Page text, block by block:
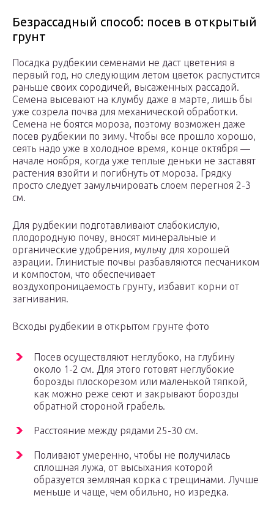
Безрассадный способ: посев в открытый
грунт
Посадка рудбекии семенами не даст цветения в
первый год, но следующим летом цветок распустится
раньше своих сородичей, высаженных рассадой.
Семена высевают на клумбу даже в марте, лишь бы
уже созрела почва для механической обработки.
Семена не боятся мороза, поэтому возможен даже
посев рудбекии по зиму. Чтобы все прошло хорошо,
сеять надо уже в холодное время, конце октября —
начале ноября, когда уже теплые деньки не заставят
растения взойти и погибнуть от мороза. Грядку
просто следует замульчировать слоем перегноя 2-3
см.
Для рудбекии подготавливают слабокислую,
плодородную почву, вносят минеральные и
органические удобрения, мульчу для хорошей
аэрации. Глинистые почвы разбавляются песчаником
и компостом, что обеспечивает
воздухопроницаемость грунту, избавит корни от
загнивания.
Всходы рудбекии в открытом грунте фото
Посев осуществляют неглубоко, на глубину
около 1-2 см. Для этого готовят неглубокие
борозды плоскорезом или маленькой тяпкой,
как можно реже сеют и закрывают борозды
обратной стороной грабель.
Расстояние между рядами 25-30 см.
Поливают умеренно, чтобы не получилась
сплошная лужа, от высыхания которой
образуется земляная корка с трещинами. Лучше
меньше и чаще, чем обильно, но изредка.